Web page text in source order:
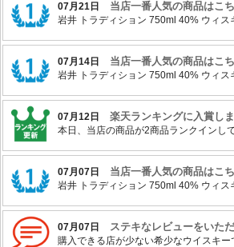
07月21日 当店一番人気の商品はこち
岩井 トラディション 750ml 40% ウィス
07月14日 当店一番人気の商品はこち
岩井 トラディション 750ml 40% ウィス
07月12日 楽天ランキングに入賞しま
本日、当店の商品が2商品ランクインし
07月07日 当店一番人気の商品はこち
岩井 トラディション 750ml 40% ウィス
07月07日 ステキなレビューをいた
購入できる店が少ない希少なウイスキ